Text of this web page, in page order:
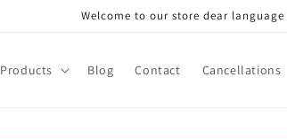
Welcome to our store dear language
Products Blog Contact Cancellations